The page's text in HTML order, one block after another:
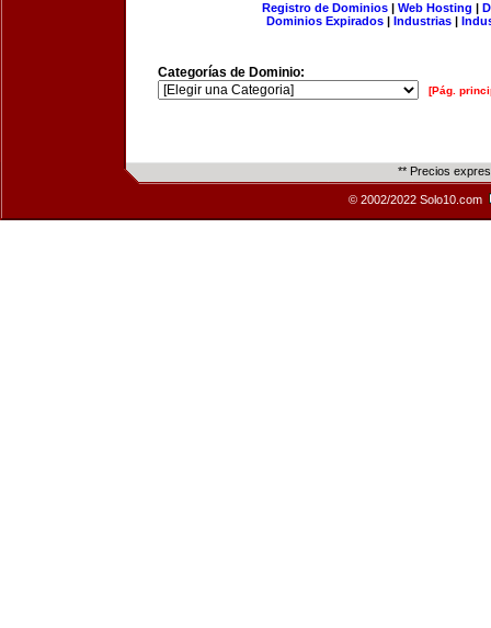
Registro de Dominios| Web Hosting |
Dominios Expirados | Industrias |
Categorías de Dominio:
[Pág.
** Precios
© 2002/2022 Solo10.com